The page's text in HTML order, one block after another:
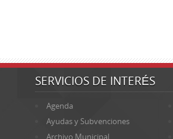
SERVICIOS DE INTERÉS
Agenda
Ayudas y Subvenciones
Archivo Municipal